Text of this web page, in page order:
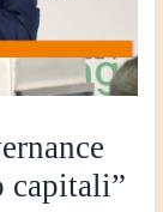
capitali”